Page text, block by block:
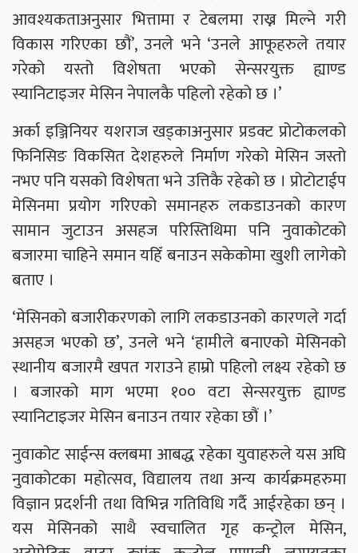
आवश्यकताअनुसार भित्तामा र टेबलमा राख्न मिल्ने गरी
विकास गरिएका छौं’, उनले भने ‘उनले आफूहरुले तयार
गरेको यस्तो विशेषता भएको सेन्सरयुक्त ह्याण्ड
स्यानिटाइजर मेसिन नेपालकै पहिलो रहेको छ ।’
अर्का इञ्जिनियर यशराज खड्काअनुसार प्रडक्ट प्रोटोकलको
फिनिसिङ विकसित देशहरुले निर्माण गरेको मेसिन जस्तो
नभए पनि यसको विशेषता भने उत्तिकै रहेको छ । प्रोटोटाईप
मेसिनमा प्रयोग गरिएको समानहरु लकडाउनको कारण
सामान जुटाउन असहज परिस्तिथिमा पनि नुवाकोटको
बजारमा चाहिने समान यहिँ बनाउन सकेकोमा खुशी लागेको
बताए ।
‘मेसिनको बजारीकरणको लागि लकडाउनको कारणले गर्दा
असहज भएको छ’, उनले भने ‘हामीले बनाएको मेसिनको
स्थानीय बजारमै खपत गराउने हाम्रो पहिलो लक्ष्य रहेको छ
। बजारको माग भएमा १०० वटा सेन्सरयुक्त ह्याण्ड
स्यानिटाइजर मेसिन बनाउन तयार रहेका छौं ।’
नुवाकोट साईन्स क्लबमा आबद्ध रहेका युवाहरुले यस अघि
नुवाकोटका महोत्सव, विद्यालय तथा अन्य कार्यक्रमहरुमा
विज्ञान प्रदर्शनी तथा विभिन्न गतिविधि गर्दै आईरहेका छन् ।
यस मेसिनको साथै स्वचालित गृह कन्ट्रोल मेसिन,